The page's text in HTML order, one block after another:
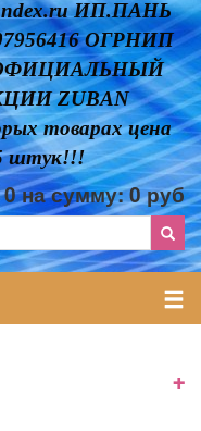
ИП.ПАНЬ
ОГРНИП
ОФИЦИАЛЬНЫЙ
ZUBAN
товарах цена
штук!!!
0на сумму:0руб
+